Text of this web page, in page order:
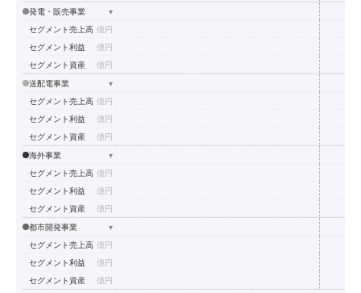
発電・販売事業
▾
セグメント売上高 億円
セグメント利益
億円
セグメント資産
億円
送配電事業
▾
セグメント売上高 億円
セグメント利益
億円
セグメント資産
億円
海外事業
▾
セグメント売上高 億円
セグメント利益
億円
セグメント資産
億円
都市開発事業
▾
セグメント売上高 億円
セグメント利益
億円
セグメント資産
億円